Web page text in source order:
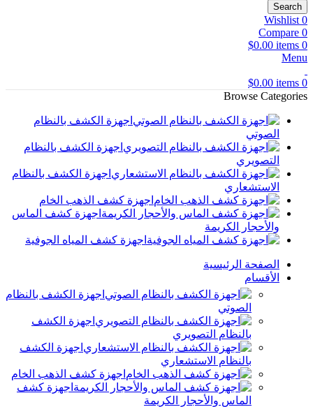
Search
0
Wishlist
0
Compare
0
items
$0.00
Menu
0
items
$0.00
Browse Categories
اجهزة الكشف بالنظام
الصوتي
اجهزة الكشف بالنظام
التصويري
اجهزة الكشف بالنظام
الاستشعاري
اجهزة كشف الذهب الخام
اجهزة كشف الماس
والأحجار الكريمة
اجهزة كشف المياه الجوفية
الصفحة الرئيسية
الأقسام
اجهزة الكشف بالنظام
الصوتي
اجهزة الكشف
بالنظام التصويري
اجهزة الكشف
بالنظام الاستشعاري
اجهزة كشف الذهب الخام
اجهزة كشف
الماس والأحجار الكريمة